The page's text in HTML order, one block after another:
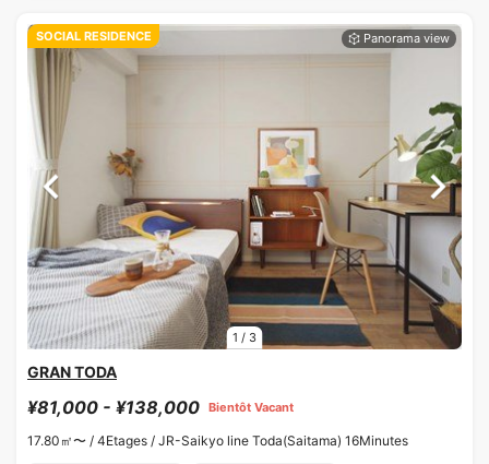
1 / 3
SOCIAL RESIDENCE
GRAN TODA
¥81,000 - ¥138,000 Bientôt Vacant
17.80㎡〜 / 4Etages / JR-Saikyo line Toda(Saitama) 16Minutes